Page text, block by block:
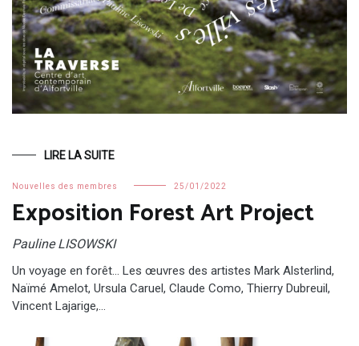
LIRE LA SUITE
Nouvelles des membres 25/01/2022
Exposition Forest Art Project
Pauline LISOWSKI
Un voyage en forêt… Les œuvres des artistes Mark Alsterlind,
Naïmé Amelot, Ursula Caruel, Claude Como, Thierry Dubreuil,
Vincent Lajarige,…